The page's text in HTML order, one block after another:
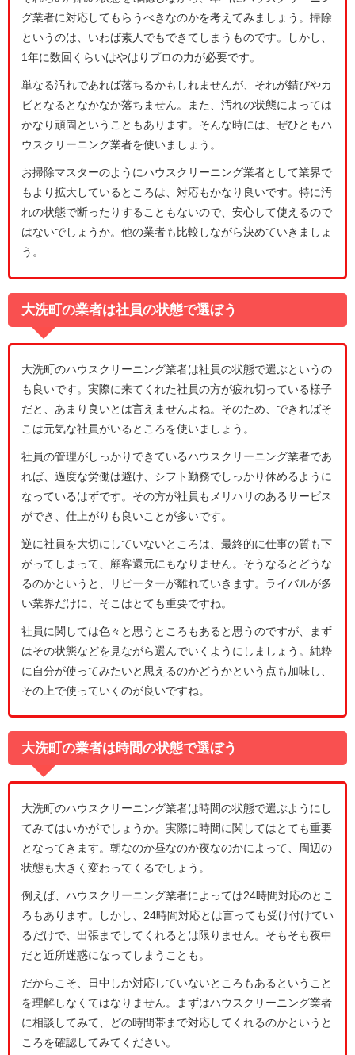
グ業者に対応してもらうべきなのかを考えてみましょう。掃除
というのは、いわば素人でもできてしまうものです。しかし、
1年に数回くらいはやはりプロの力が必要です。
単なる汚れであれば落ちるかもしれませんが、それが錆びやカ
ビとなるとなかなか落ちません。また、汚れの状態によっては
かなり頑固ということもあります。そんな時には、ぜひともハ
ウスクリーニング業者を使いましょう。
お掃除マスターのようにハウスクリーニング業者として業界で
もより拡大しているところは、対応もかなり良いです。特に汚
れの状態で断ったりすることもないので、安心して使えるので
はないでしょうか。他の業者も比較しながら決めていきましょ
う。
大洗町の業者は社員の状態で選ぼう
大洗町のハウスクリーニング業者は社員の状態で選ぶというの
も良いです。実際に来てくれた社員の方が疲れ切っている様子
だと、あまり良いとは言えませんよね。そのため、できればそ
こは元気な社員がいるところを使いましょう。
社員の管理がしっかりできているハウスクリーニング業者であ
れば、過度な労働は避け、シフト勤務でしっかり休めるように
なっているはずです。その方が社員もメリハリのあるサービス
ができ、仕上がりも良いことが多いです。
逆に社員を大切にしていないところは、最終的に仕事の質も下
がってしまって、顧客還元にもなりません。そうなるとどうな
るのかというと、リピーターが離れていきます。ライバルが多
い業界だけに、そこはとても重要ですね。
社員に関しては色々と思うところもあると思うのですが、まず
はその状態などを見ながら選んでいくようにしましょう。純粋
に自分が使ってみたいと思えるのかどうかという点も加味し、
その上で使っていくのが良いですね。
大洗町の業者は時間の状態で選ぼう
大洗町のハウスクリーニング業者は時間の状態で選ぶようにし
てみてはいかがでしょうか。実際に時間に関してはとても重要
となってきます。朝なのか昼なのか夜なのかによって、周辺の
状態も大きく変わってくるでしょう。
例えば、ハウスクリーニング業者によっては24時間対応のとこ
ろもあります。しかし、24時間対応とは言っても受け付けてい
るだけで、出張までしてくれるとは限りません。そもそも夜中
だと近所迷惑になってしまうことも。
だからこそ、日中しか対応していないところもあるということ
を理解しなくてはなりません。まずはハウスクリーニング業者
に相談してみて、どの時間帯まで対応してくれるのかというと
ころを確認してみてください。